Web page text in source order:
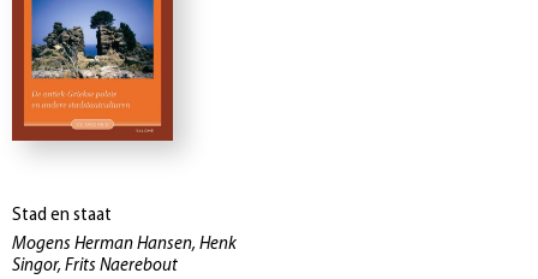
Stad en staat
Mogens Herman Hansen, Henk
Singor, Frits Naerebout